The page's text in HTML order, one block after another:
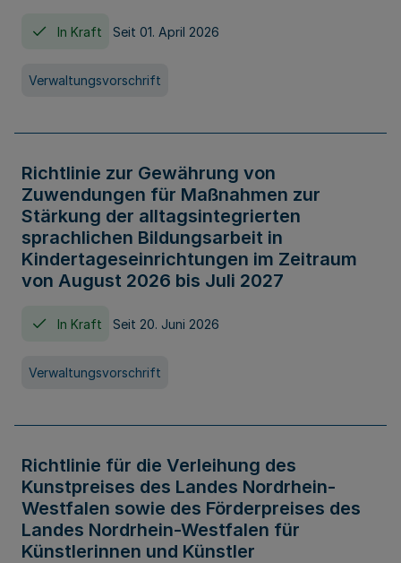
In Kraft Seit 01. April 2026
Verwaltungsvorschrift
Richtlinie zur Gewährung von
Zuwendungen für Maßnahmen zur
Stärkung der alltagsintegrierten
sprachlichen Bildungsarbeit in
Kindertageseinrichtungen im Zeitraum
von August 2026 bis Juli 2027
In Kraft Seit 20. Juni 2026
Verwaltungsvorschrift
Richtlinie für die Verleihung des
Kunstpreises des Landes Nordrhein-
Westfalen sowie des Förderpreises des
Landes Nordrhein-Westfalen für
Künstlerinnen und Künstler